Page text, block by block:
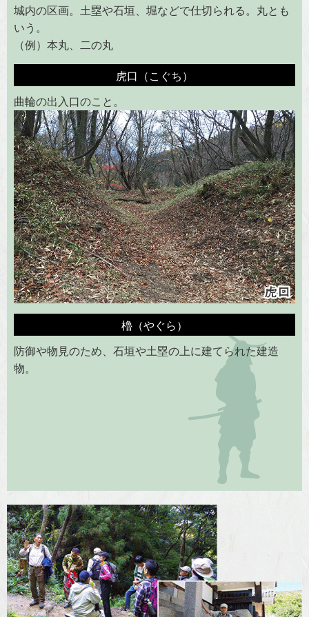
城内の区画。土塁や石垣、堀などで仕切られる。丸とも
いう。
（例）本丸、二の丸
虎口（こぐち）
曲輪の出入口のこと。
櫓（やぐら）
防御や物見のため、石垣や土塁の上に建てられた建造
物。